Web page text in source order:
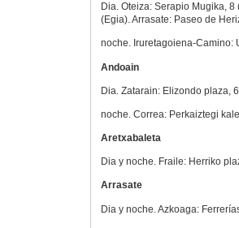
Dia. Oteiza: Serapio Mugika,
(Egia). Arrasate: Paseo de
noche. Iruretagoiena-Camino:
Andoain
Dia. Zatarain: Elizondo plaza, 6.
noche. Correa: Perkaiztegi
Aretxabaleta
Dia y noche. Fraile: Herriko
Arrasate
Dia y noche. Azkoaga: